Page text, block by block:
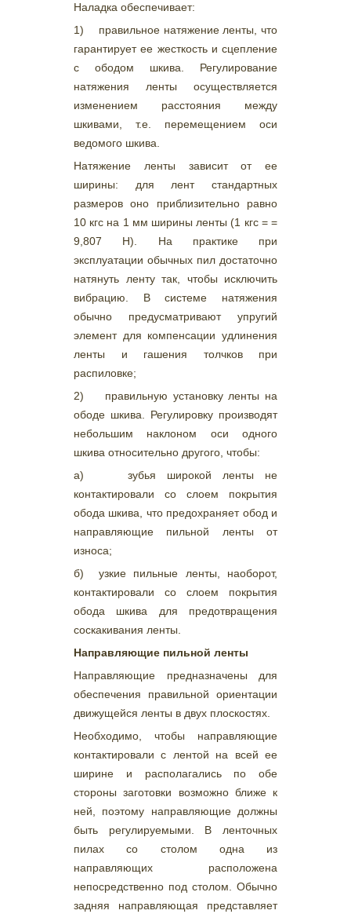
Наладка обеспечивает:
1) правильное натяжение ленты, что
гарантирует ее жесткость и сцепление
с ободом шкива. Регулирование
натяжения ленты осуществляется
изменением расстояния между
шкивами, т.е. перемещением оси
ведомого шкива.
Натяжение ленты зависит от ее
ширины: для лент стандартных
размеров оно приблизительно равно
10 кгс на 1 мм ширины ленты (1 кгс = =
9,807 Н). На практике при
эксплуатации обычных пил достаточно
натянуть ленту так, чтобы исключить
вибрацию. В системе натяжения
обычно предусматривают упругий
элемент для компенсации удлинения
ленты и гашения толчков при
распиловке;
2) правильную установку ленты на
ободе шкива. Регулировку производят
небольшим наклоном оси одного
шкива относительно другого, чтобы:
а) зубья широкой ленты не
контактировали со слоем покрытия
обода шкива, что предохраняет обод и
направляющие пильной ленты от
износа;
б) узкие пильные ленты, наоборот,
контактировали со слоем покрытия
обода шкива для предотвращения
соскакивания ленты.
Направляющие пильной ленты
Направляющие предназначены для
обеспечения правильной ориентации
движущейся ленты в двух плоскостях.
Необходимо, чтобы направляющие
контактировали с лентой на всей ее
ширине и располагались по обе
стороны заготовки возможно ближе к
ней, поэтому направляющие должны
быть регулируемыми. В ленточных
пилах со столом одна из
направляющих расположена
непосредственно под столом. Обычно
задняя направляющая представляет